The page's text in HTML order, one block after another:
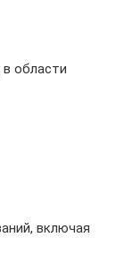
области
включая